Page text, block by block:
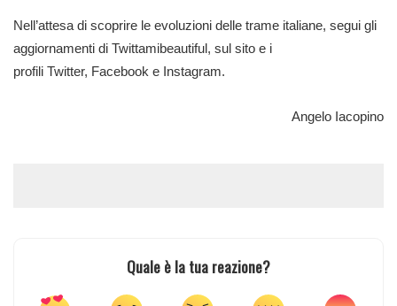
Nell’attesa di scoprire le evoluzioni delle trame italiane, segui gli
aggiornamenti di Twittamibeautiful, sul sito e i
profili Twitter, Facebook e Instagram.
Angelo Iacopino
Quale è la tua reazione?